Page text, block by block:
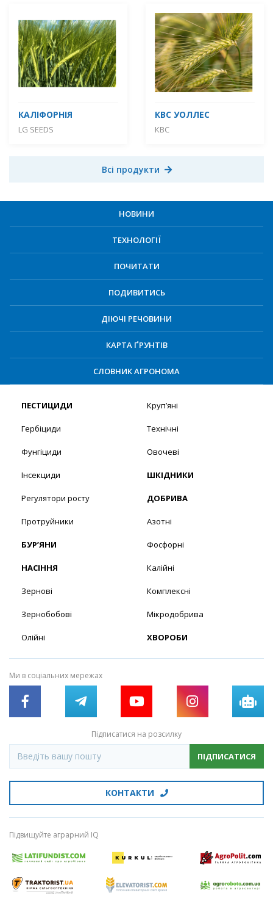
КАЛІФОРНІЯ
LG SEEDS
КВС УОЛЛЕС
КВС
Всі продукти
НОВИНИ
ТЕХНОЛОГІЇ
ПОЧИТАТИ
ПОДИВИТИСЬ
ДІЮЧІ РЕЧОВИНИ
КАРТА ҐРУНТІВ
СЛОВНИК АГРОНОМА
ПЕСТИЦИДИ
Гербіциди
Фунгіциди
Інсекциди
Регулятори росту
Протруйники
БУР’ЯНИ
НАСІННЯ
Зернові
Зернобобові
Олійні
Круп’яні
Технічні
Овочеві
ШКІДНИКИ
ДОБРИВА
Азотні
Фосфорні
Калійні
Комплексні
Мікродобрива
ХВОРОБИ
Ми в соціальних мережах
Підписатися на розсилку
ПІДПИСАТИСЯ
КОНТАКТИ
Підвищуйте аграрний IQ